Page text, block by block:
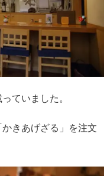
ていました。
きあげざる」を注文